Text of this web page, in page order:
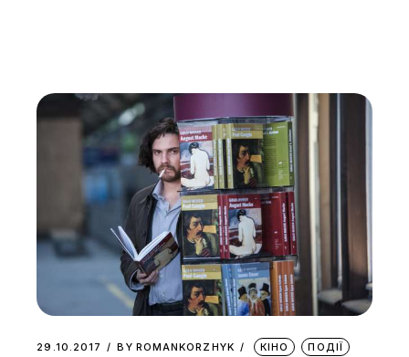
29.10.2017 BY ROMANKORZHYK КІНО ПОДІЇ